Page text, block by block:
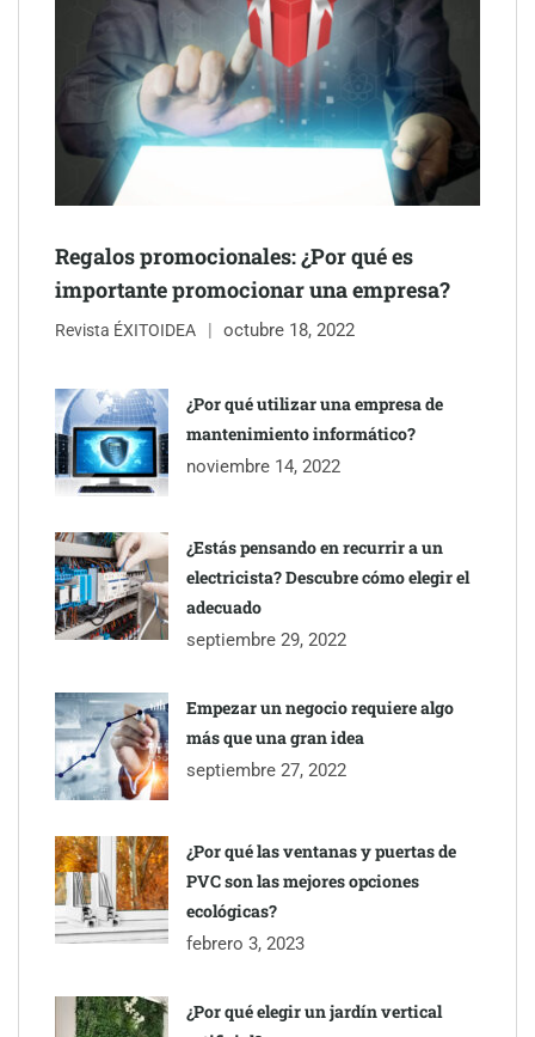
inmobiliarios: hasta 82% de ahorro por cobro
Gestoría Online reduce a unas horas el alta de autónomo
Regalos promocionales: ¿Por qué es
importante promocionar una empresa?
Revista ÉXITOIDEA octubre 18, 2022
¿Por qué utilizar una empresa de
mantenimiento informático?
noviembre 14, 2022
¿Estás pensando en recurrir a un
electricista? Descubre cómo elegir el
adecuado
septiembre 29, 2022
Empezar un negocio requiere algo
más que una gran idea
septiembre 27, 2022
¿Por qué las ventanas y puertas de
PVC son las mejores opciones
ecológicas?
febrero 3, 2023
¿Por qué elegir un jardín vertical